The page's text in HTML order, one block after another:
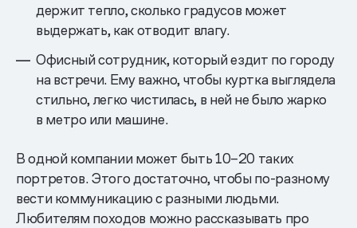
держит тепло, сколько градусов может
выдержать, как отводит влагу.
Офисный сотрудник, который ездит по городу
на встречи. Ему важно, чтобы куртка выглядела
стильно, легко чистилась, в ней не было жарко
в метро или машине.
В одной компании может быть 10–20 таких
портретов. Этого достаточно, чтобы по-разному
вести коммуникацию с разными людьми.
Любителям походов можно рассказывать про